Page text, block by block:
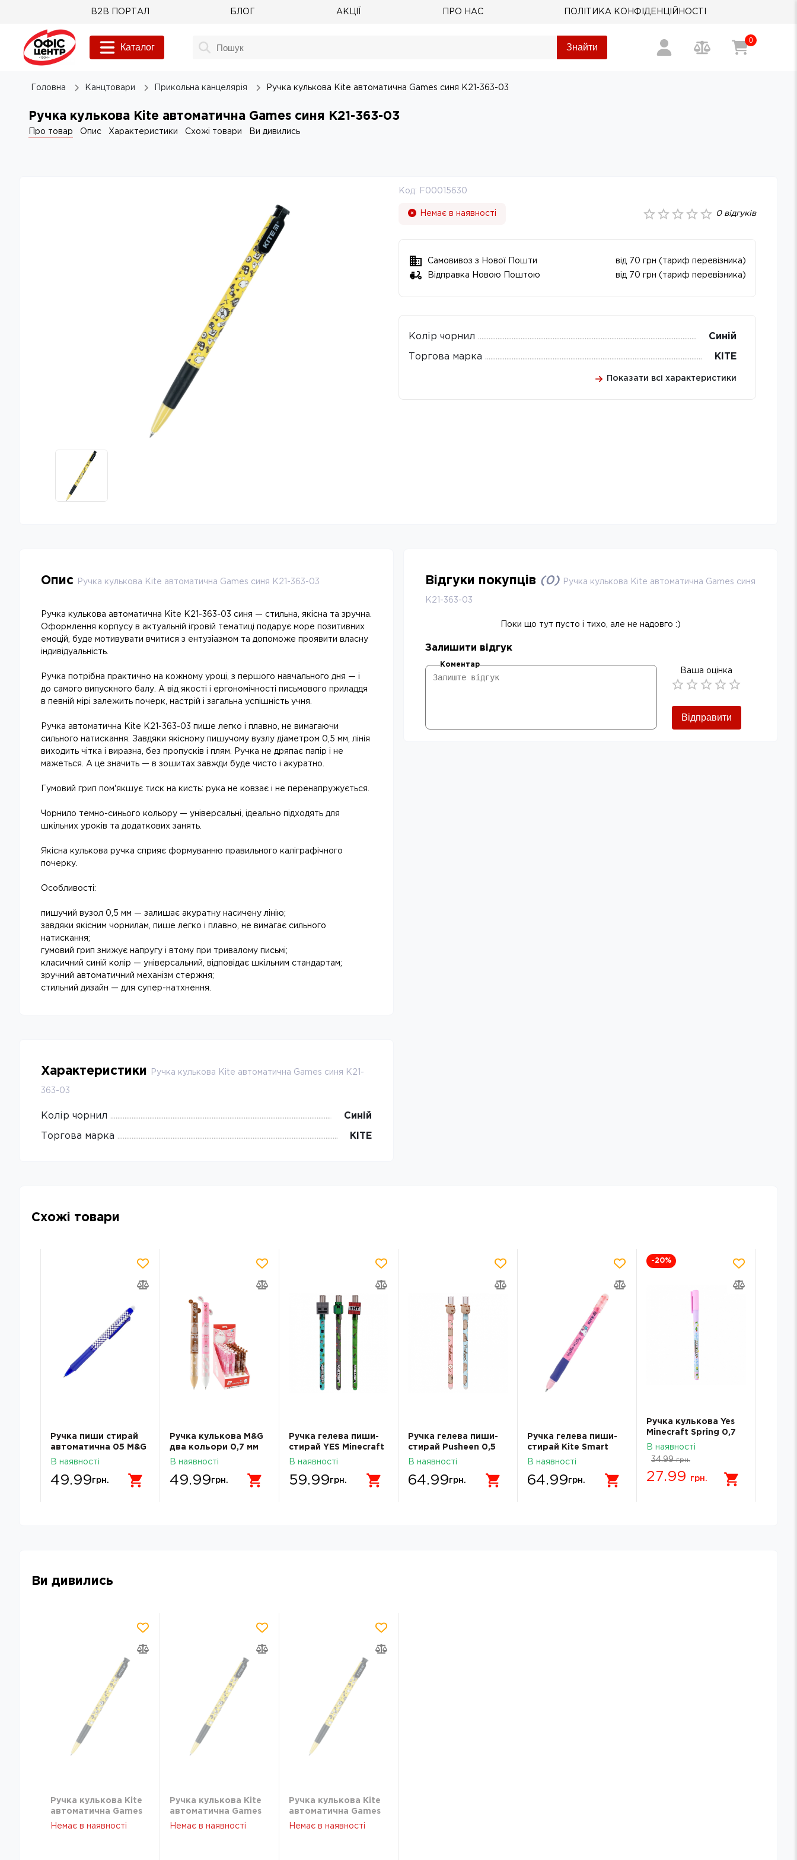
B2B ПОРТАЛ БЛОГ АКЦІЇ ПРО НАС ПОЛІТИКА КОНФІДЕНЦІЙНОСТІ
Каталог Знайти
0
Головна Канцтовари Прикольна канцелярія Ручка кулькова Kite автоматична Games синя K21-363-03
Ручка кулькова Kite автоматична Games синя K21-363-03
Про товар Опис Характеристики Схожі товари Ви дивились
Код: F00015630
Немає в наявності 0відгуків
Самовивоз з Нової Пошти
від 70 грн (тариф перевізника)
Відправка Новою Поштою
від 70 грн (тариф перевізника)
Колір чорнил Синій
Торгова марка KITE
Показати всі характеристики
Опис Ручка кулькова Kite автоматична Games синя K21-363-03
Ручка кулькова автоматична Kite K21-363-03 синя — стильна, якісна та зручна.
Оформлення корпусу в актуальній ігровій тематиці подарує море позитивних
емоцій, буде мотивувати вчитися з ентузіазмом та допоможе проявити власну
індивідуальність.
Ручка потрібна практично на кожному уроці, з першого навчального дня — і
до самого випускного балу. А від якості і ергономічності письмового приладдя
в певній мірі залежить почерк, настрій і загальна успішність учня.
Ручка автоматична Kite K21-363-03 пише легко і плавно, не вимагаючи
сильного натискання. Завдяки якісному пишучому вузлу діаметром 0,5 мм, лінія
виходить чітка і виразна, без пропусків і плям. Ручка не дряпає папір і не
мажеться. А це значить — в зошитах завжди буде чисто і акуратно.
Гумовий грип пом'якшує тиск на кисть: рука не ковзає і не перенапружується.
Чорнило темно-синього кольору — універсальні, ідеально підходять для
шкільних уроків та додаткових занять.
Якісна кулькова ручка сприяє формуванню правильного каліграфічного
почерку.
Особливості:
пишучий вузол 0,5 мм — залишає акуратну насичену лінію;
завдяки якісним чорнилам, пише легко і плавно, не вимагає сильного
натискання;
гумовий грип знижує напругу і втому при тривалому письмі;
класичний синій колір — універсальний, відповідає шкільним стандартам;
зручний автоматичний механізм стержня;
стильний дизайн — для супер-натхнення.
Характеристики Ручка кулькова Kite автоматична Games синя K21-
363-03
Колір чорнил Синій
Торгова марка KITE
Відгуки покупців (0) Ручка кулькова Kite автоматична Games синя
K21-363-03
Поки що тут пусто і тихо, але не надовго :)
Залишити відгук
Коментар
Ваша оцінка
Відправити
Схожі товари
Ручка пиши стирай
автоматична 05 M&G
синя AKPH32R9
В наявності
49.99грн.
Ручка кулькова M&G
два кольори 0,7 мм
Soft Animals
В наявності
49.99грн.
Ручка гелева пиши-
стирай YES Minecraft
0,5 мм синя 420378
В наявності
59.99грн.
Ручка гелева пиши-
стирай Pusheen 0,5
мм синяя YES 420398
В наявності
64.99грн.
Ручка гелева пиши-
стирай Kite Smart
синя HK26-098
В наявності
64.99грн.
-20%
Ручка кулькова Yes
Minecraft Spring 0,7
мм синя 412262
В наявності
34.99 грн.
27.99 грн.
Ви дивились
Ручка кулькова Kite
автоматична Games
синя K21-363-03
Немає в наявності
Ручка кулькова Kite
автоматична Games
синя K21-363-03
Немає в наявності
Ручка кулькова Kite
автоматична Games
синя K21-363-03
Немає в наявності